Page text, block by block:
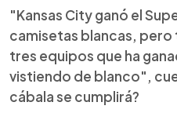
"Kansas City ganó el
camisetas blancas, pero
tres equipos que ha
vistiendo de blanco",
cábala se cumplirá?